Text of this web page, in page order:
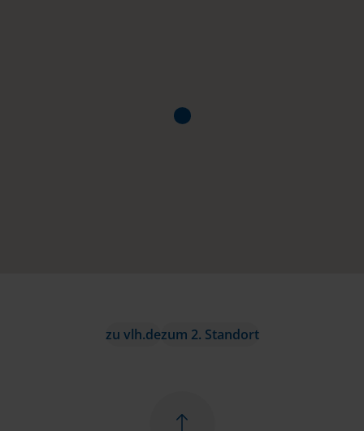
zu vlh.dezum 2. Standort